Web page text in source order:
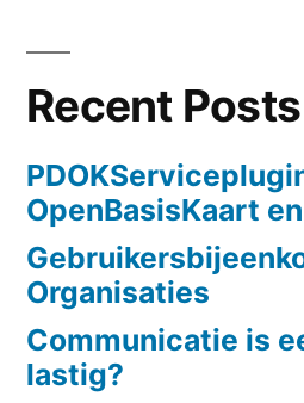
Recent Posts
OpenBasisKaart
Organisaties
Communicatie is
lastig?